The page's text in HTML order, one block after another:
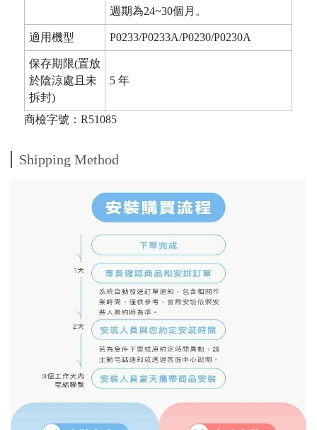
週期為24~30個月。
適用機型 P0233/P0233A/P0230/P0230A
保存期限(置放
於陰涼處且未
拆封)
5 年
商檢字號：R51085
Shipping Method